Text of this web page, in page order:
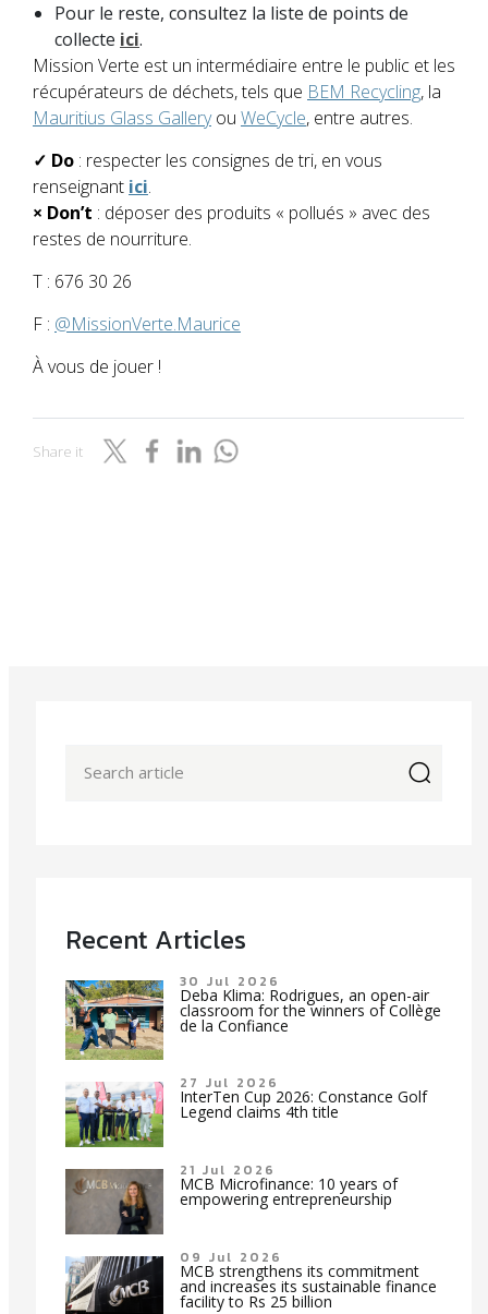
Pour le reste, consultez la liste de points de
collecte ici.
Mission Verte est un intermédiaire entre le public et les
récupérateurs de déchets, tels que BEM Recycling, la
Mauritius Glass Galleryou WeCycle, entre autres.
✓ Do : respecter les consignes de tri, en vous
renseignant ici.
× Don’t : déposer des produits « pollués » avec des
restes de nourriture.
T : 676 30 26
F : @MissionVerte.Maurice
À vous de jouer !
Share it
Recent Articles
30 Jul 2026
Deba Klima: Rodrigues, an open-air
classroom for the winners of Collège
de la Confiance
27 Jul 2026
InterTen Cup 2026: Constance Golf
Legend claims 4th title
21 Jul 2026
MCB Microfinance: 10 years of
empowering entrepreneurship
09 Jul 2026
MCB strengthens its commitment
and increases its sustainable finance
facility to Rs 25 billion